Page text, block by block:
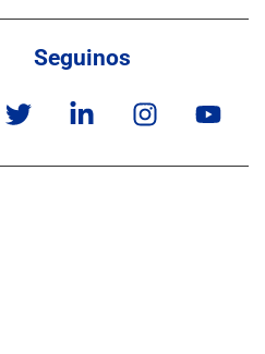
Seguinos